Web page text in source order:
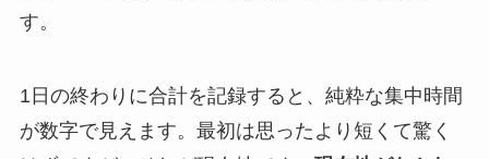
す。
1日の終わりに合計を記録すると、純粋な集中時間
が数字で見えます。最初は思ったより短くて驚く